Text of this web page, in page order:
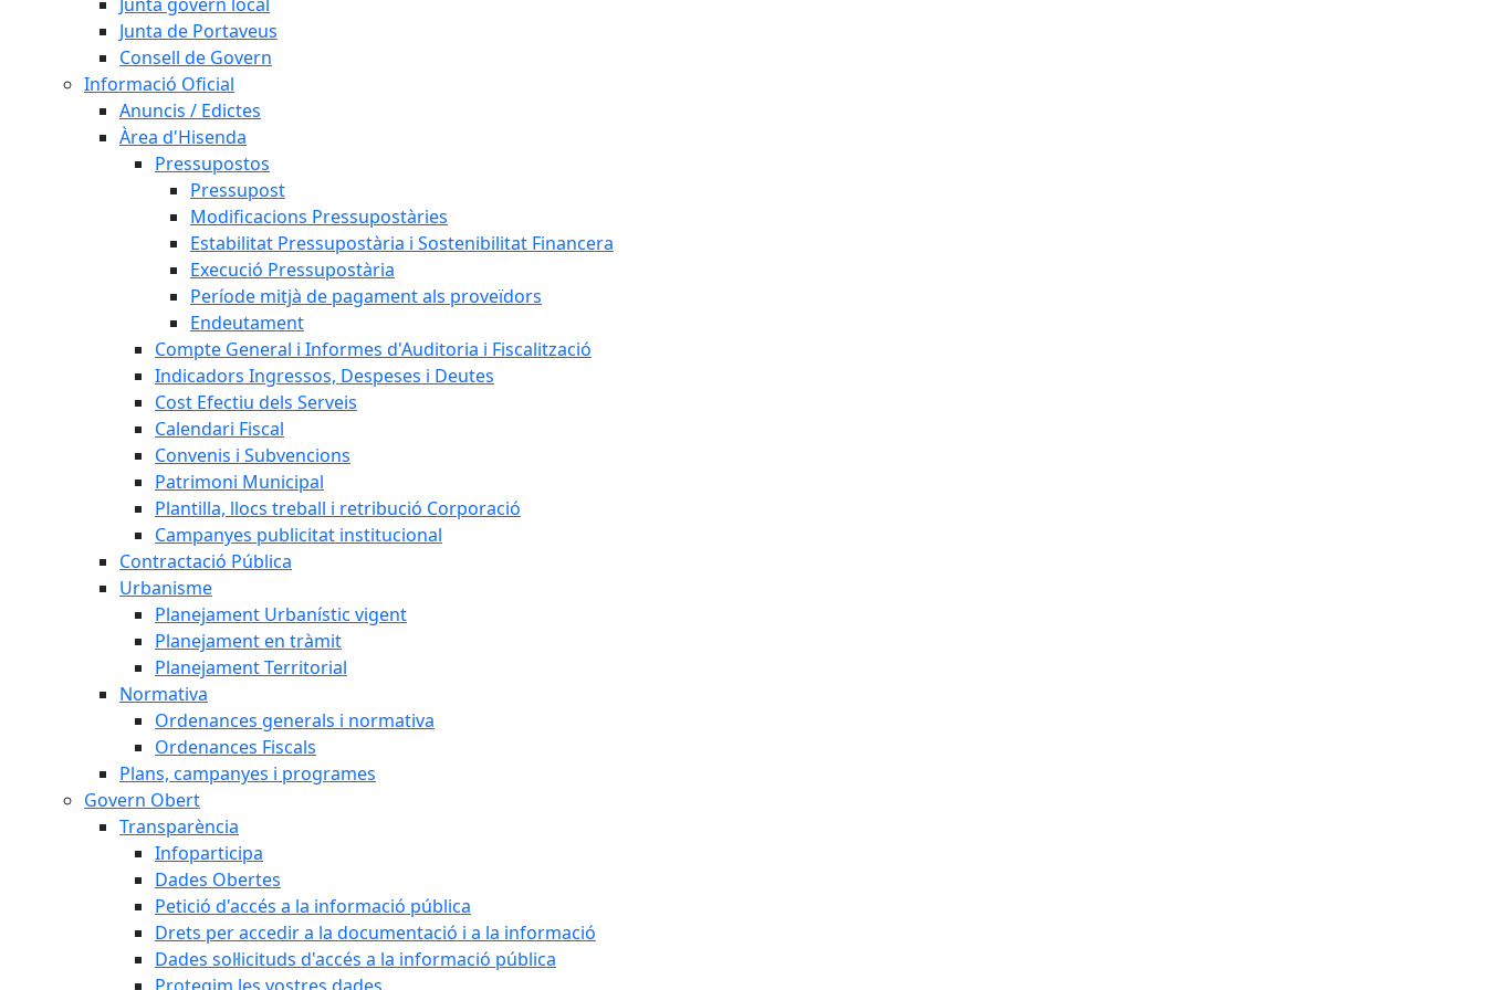
Junta de Portaveus
Consell de Govern
Informació Oficial
Anuncis / Edictes
Àrea d'Hisenda
Pressupostos
Pressupost
Modificacions Pressupostàries
Estabilitat Pressupostària i Sostenibilitat Financera
Execució Pressupostària
Període mitjà de pagament als proveïdors
Endeutament
Compte General i Informes d'Auditoria i Fiscalització
Indicadors Ingressos, Despeses i Deutes
Cost Efectiu dels Serveis
Calendari Fiscal
Convenis i Subvencions
Patrimoni Municipal
Plantilla, llocs treball i retribució Corporació
Campanyes publicitat institucional
Contractació Pública
Urbanisme
Planejament Urbanístic vigent
Planejament en tràmit
Planejament Territorial
Normativa
Ordenances generals i normativa
Ordenances Fiscals
Plans, campanyes i programes
Govern Obert
Transparència
Infoparticipa
Dades Obertes
Petició d'accés a la informació pública
Drets per accedir a la documentació i a la informació
Dades sol·licituds d'accés a la informació pública